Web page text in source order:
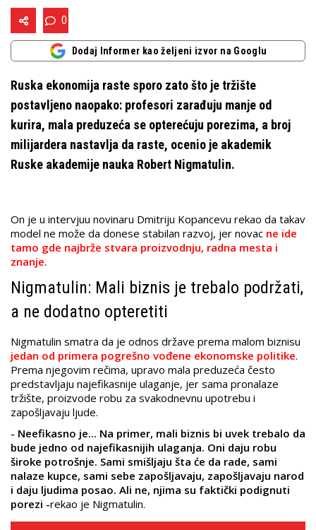
0
Dodaj Informer kao željeni izvor na Googlu
Ruska ekonomija raste sporo zato što je tržište
postavljeno naopako: profesori zarađuju manje od
kurira, mala preduzeća se opterećuju porezima, a broj
milijardera nastavlja da raste, ocenio je akademik
Ruske akademije nauka Robert Nigmatulin.
On je u intervjuu novinaru Dmitriju Kopancevu rekao da takav
model ne može da donese stabilan razvoj, jer novac ne ide
tamo gde najbrže stvara proizvodnju, radna mesta i
znanje.
Nigmatulin: Mali biznis je trebalo podržati,
a ne dodatno opteretiti
Nigmatulin smatra da je odnos države prema malom biznisu
jedan od primera pogrešno vođene ekonomske politike.
Prema njegovim rečima, upravo mala preduzeća često
predstavljaju najefikasnije ulaganje, jer sama pronalaze
tržište, proizvode robu za svakodnevnu upotrebu i
zapošljavaju ljude.
- Neefikasno je... Na primer, mali biznis bi uvek trebalo da
bude jedno od najefikasnijih ulaganja. Oni daju robu
široke potrošnje. Sami smišljaju šta će da rade, sami
nalaze kupce, sami sebe zapošljavaju, zapošljavaju narod
i daju ljudima posao. Ali ne, njima su faktički podignuti
porezi -rekao je Nigmatulin.